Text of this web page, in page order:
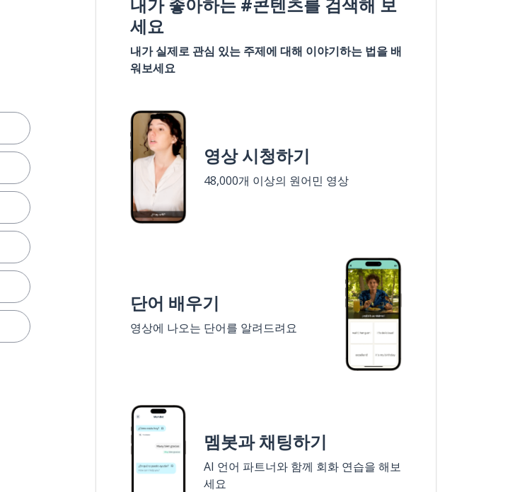
세요
내가 실제로 관심 있는 주제에 대해 이야기하는 법을 배
워보세요
영상 시청하기
48,000개 이상의 원어민 영상
단어 배우기
영상에 나오는 단어를 알려드려요
멤봇과 채팅하기
AI 언어 파트너와 함께 회화 연습을 해보
세요